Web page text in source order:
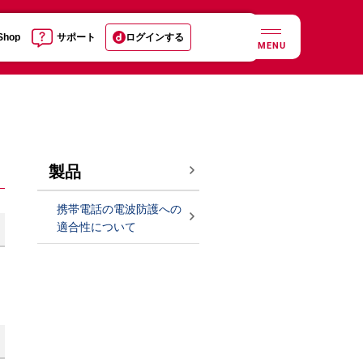
サポート ログインする
MENU
製品
携帯電話の電波防護への
適合性について